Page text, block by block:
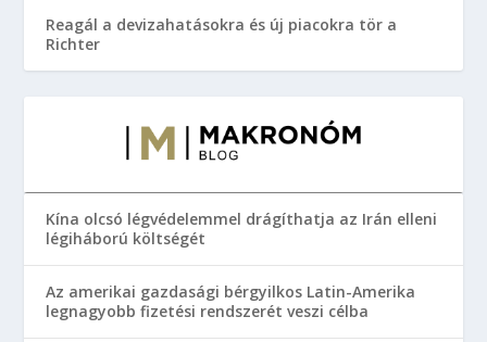
Reagál a devizahatásokra és új piacokra tör a
Richter
Kína olcsó légvédelemmel drágíthatja az Irán elleni
légiháború költségét
Az amerikai gazdasági bérgyilkos Latin-Amerika
legnagyobb fizetési rendszerét veszi célba